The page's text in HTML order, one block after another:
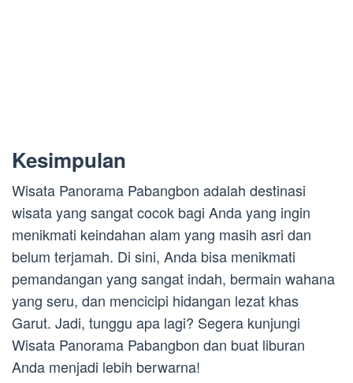
Kesimpulan
Wisata Panorama Pabangbon adalah destinasi
wisata yang sangat cocok bagi Anda yang ingin
menikmati keindahan alam yang masih asri dan
belum terjamah. Di sini, Anda bisa menikmati
pemandangan yang sangat indah, bermain wahana
yang seru, dan mencicipi hidangan lezat khas
Garut. Jadi, tunggu apa lagi? Segera kunjungi
Wisata Panorama Pabangbon dan buat liburan
Anda menjadi lebih berwarna!